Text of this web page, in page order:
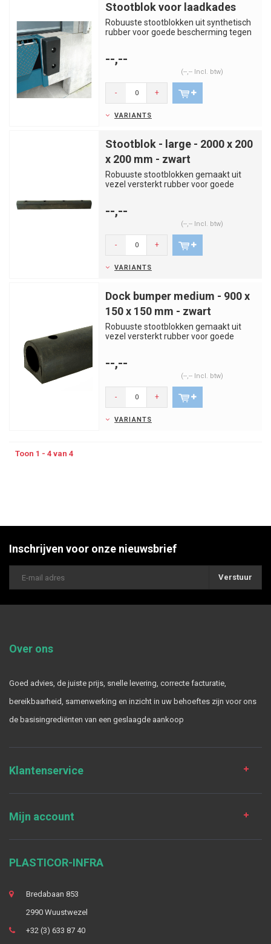
Stootblok voor laadkades
Robuuste stootblokken uit synthetisch
rubber voor goede bescherming tegen
--,--
(--,-- Incl. btw)
- +
VARIANTS
Stootblok - large - 2000 x 200
x 200 mm - zwart
Robuuste stootblokken gemaakt uit
vezel versterkt rubber voor goede
--,--
(--,-- Incl. btw)
- +
VARIANTS
Dock bumper medium - 900 x
150 x 150 mm - zwart
Robuuste stootblokken gemaakt uit
vezel versterkt rubber voor goede
--,--
(--,-- Incl. btw)
- +
VARIANTS
Toon 1 - 4 van 4
Inschrijven voor onze nieuwsbrief
Verstuur
Over ons
Goed advies, de juiste prijs, snelle levering, correcte facturatie,
bereikbaarheid, samenwerking en inzicht in uw behoeftes zijn voor ons
de basisingrediënten van een geslaagde aankoop
Klantenservice
Mijn account
PLASTICOR-INFRA
Bredabaan 853
2990 Wuustwezel
+32 (3) 633 87 40